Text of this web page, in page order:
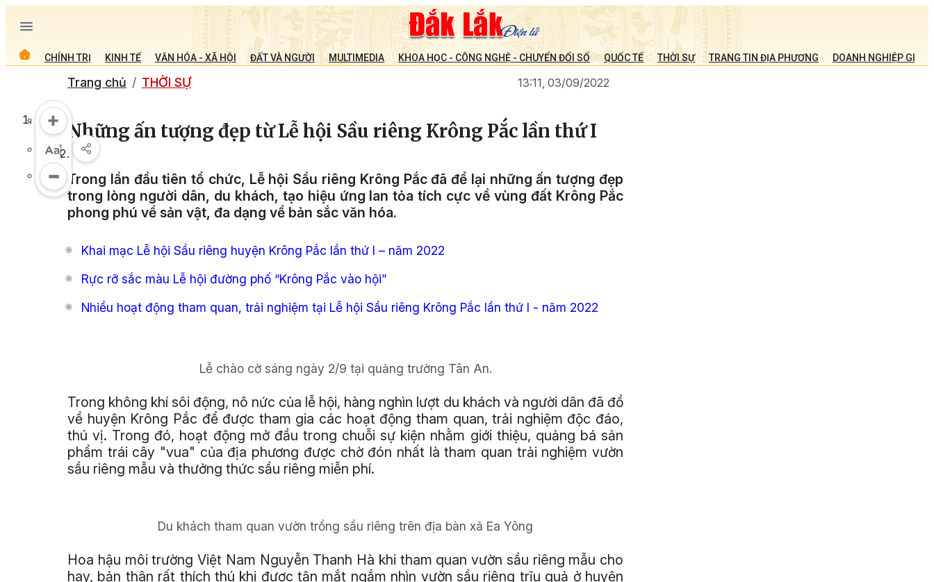
CHÍNH TRỊ KINH TẾ VĂN HÓA - XÃ HỘI ĐẤT VÀ NGƯỜI MULTIMEDIA KHOA HỌC - CÔNG NGHỆ - CHUYỂN ĐỔI SỐ QUỐC TẾ THỜI SỰ TRANG TIN ĐỊA PHƯƠNG DOANH NGHIỆP GIỚI
Trang chủ THỜI SỰ 13:11, 03/09/2022
Những ấn tượng đẹp từ Lễ hội Sầu riêng Krông Pắc lần thứ I
Trong lần đầu tiên tổ chức, Lễ hội Sầu riêng Krông Pắc đã để lại những ấn tượng đẹp
trong lòng người dân, du khách, tạo hiệu ứng lan tỏa tích cực về vùng đất Krông Pắc
phong phú về sản vật, đa dạng về bản sắc văn hóa.
Khai mạc Lễ hội Sầu riêng huyện Krông Pắc lần thứ I – năm 2022
Rực rỡ sắc màu Lễ hội đường phố “Krông Pắc vào hội”
Nhiều hoạt động tham quan, trải nghiệm tại Lễ hội Sầu riêng Krông Pắc lần thứ I - năm 2022
Lễ chào cờ sáng ngày 2/9 tại quảng trường Tân An.
Trong không khí sôi động, nô nức của lễ hội, hàng nghìn lượt du khách và người dân đã đổ
về huyện Krông Pắc để được tham gia các hoạt động tham quan, trải nghiệm độc đáo,
thú vị. Trong đó, hoạt động mở đầu trong chuỗi sự kiện nhằm giới thiệu, quảng bá sản
phẩm trái cây "vua" của địa phương được chờ đón nhất là tham quan trải nghiệm vườn
sầu riêng mẫu và thưởng thức sầu riêng miễn phí.
Du khách tham quan vườn trồng sầu riêng trên địa bàn xã Ea Yông
Hoa hậu môi trường Việt Nam Nguyễn Thanh Hà khi tham quan vườn sầu riêng mẫu cho
hay, bản thân rất thích thú khi được tận mắt ngắm nhìn vườn sầu riêng trĩu quả ở huyện